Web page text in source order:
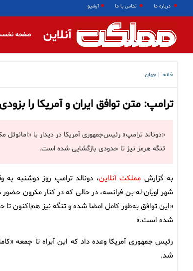
درباره ما تماس با ما آرشیو
آنلاین صفحه
خانه جهان
ترامپ: متن توافق ایران و آمریکا را
«دونالد ترامپ» رئیس‌جمهوری آمریکا در دیدار با
تنگه هرمز نیز تا حدودی بازگشایی شده است.
به گزارش مملکت آنلاین، دونالد ترامپ روز دوشنبه
شهر اویان-له-بن فرانسه، در حالی که در کنار مکرون
«این توافق به‌طور کامل امضا شده و تنگه نیز هم‌اکنون تا
شده است.»
رئیس جمهوری آمریکا وعده داد که این آبراه تا جمعه
شد.